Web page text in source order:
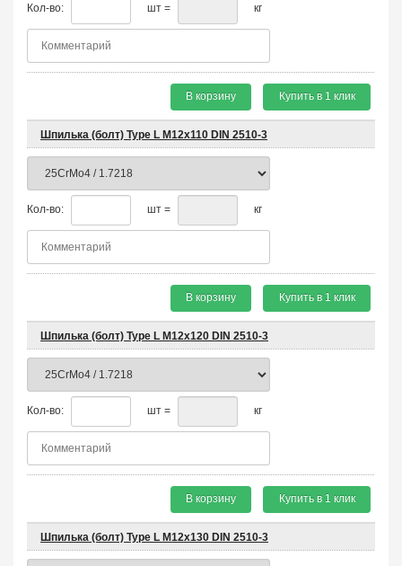
Кол-во: шт = кг
В корзину Купить в 1 клик
Шпилька (болт) Type L М12х110 DIN 2510-3
Кол-во: шт = кг
В корзину Купить в 1 клик
Шпилька (болт) Type L М12х120 DIN 2510-3
Кол-во: шт = кг
В корзину Купить в 1 клик
Шпилька (болт) Type L М12х130 DIN 2510-3